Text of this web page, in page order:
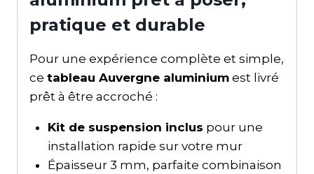
pratique et durable
Pour une expérience complète et simple,
ce tableau Auvergne aluminium est livré
prêt à être accroché :
Kit de suspension inclus pour une
installation rapide sur votre mur
Épaisseur 3 mm, parfaite combinaison